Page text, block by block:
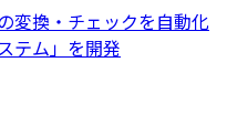
変換・チェックを自動化
テム」を開発